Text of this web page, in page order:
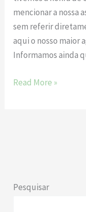
mencionar a nossa
sem referir
aqui o nosso maior
Informamos ainda
Read More »
Pesquisar